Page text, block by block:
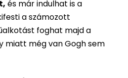
és már indulhat is a
a számozott
foghat majd a
miatt még van Gogh sem